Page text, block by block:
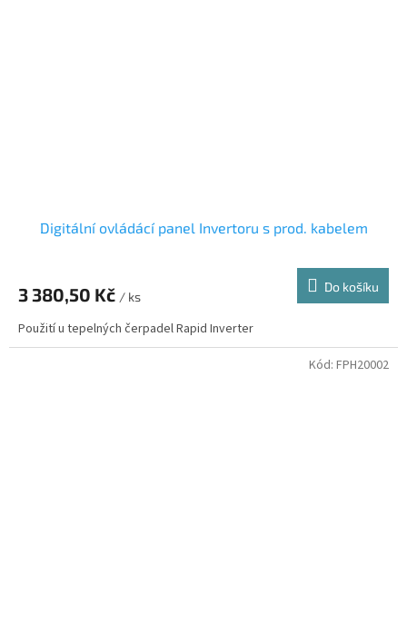
Digitální ovládácí panel Invertoru s prod. kabelem
3 380,50 Kč / ks
Do košíku
Použití u tepelných čerpadel Rapid Inverter
Kód: FPH20002